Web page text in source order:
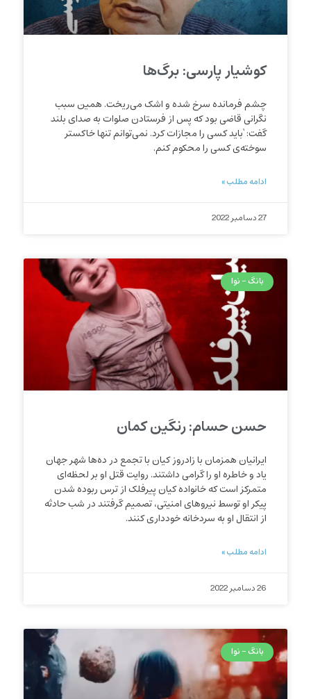
کوشیار پارسی: برگ‌ها
چشم فرمانده سرخ شده و اشک می‌ریخت. همین سبب
نگرانی قاضی بود که پس از فرستادن صلوات به صدای بلند
گفت: ‘باید کسی را مجازات کرد. نمی‌توانم تنها خاکستر
سوخته‌ی کسی را محکوم کنم.
ادامه مطلب »
27 دسامبر 2022
بانگ - نوا
حسن حسام: رنگین کمان
ایرانیان همزمان با زادروز کیان با تجمع در ده‌ها شهر جهان
یاد و خاطره او را گرامی داشتند. روایت قتل او بر لحظه‌ای
متمرکز است که خانواده کیان پیرفلک از ترس ربوده شدن
پیکر او توسط نیروهای امنیتی، تصمیم گرفتند در شب حادثه
از انتقال او به سردخانه خودداری کنند.
ادامه مطلب »
26 دسامبر 2022
بانگ - نوا